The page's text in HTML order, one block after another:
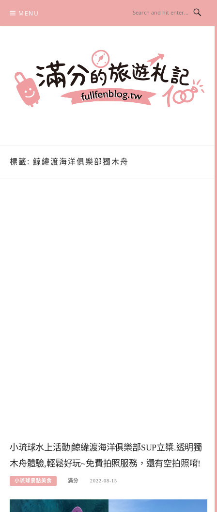
content
MENU
標籤: 鯨緯渡海洋俱樂部獨木舟
小琉球水上活動|鯨緯渡海洋俱樂部SUP立槳.透明獨
木舟體驗,輕鬆好玩~免費拍照服務，還有空拍照唷!
小琉球景點美食 滿分 2022-08-15